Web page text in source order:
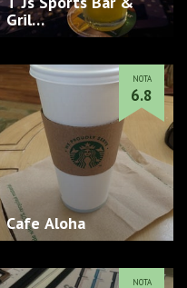
Gril…
Cafe Aloha
NOTA
6.8
NOTA